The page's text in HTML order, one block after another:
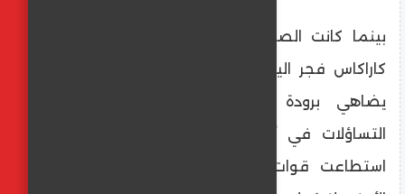
​بينما كانت الصواريخ الأمريكية تضيء سماء
كاراكاس فجر اليوم، كان الصمت في موسكو
يضاهي برودة شتائها، مثيراً عاصفة من
التساؤلات في أروقة السياسة الدولية: كيف
استطاعت قوات "دلتا فورس" اختراق المربع